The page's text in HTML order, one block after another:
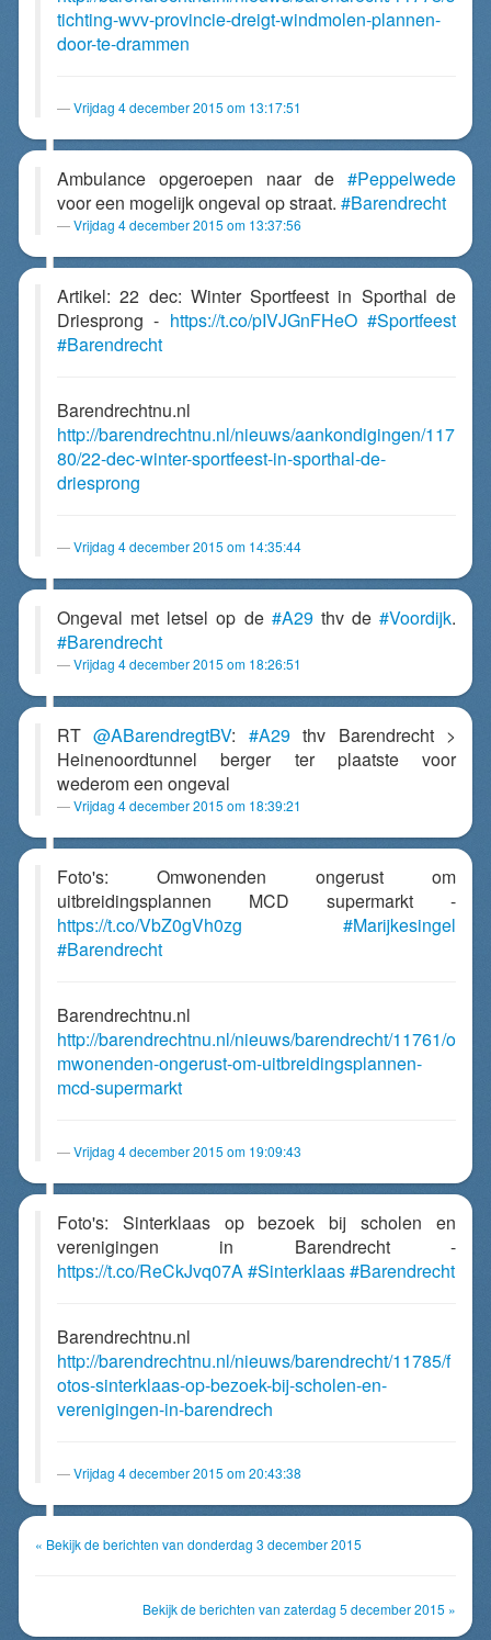
tichting-wvv-provincie-dreigt-windmolen-plannen-
door-te-drammen
Vrijdag 4 december 2015 om 13:17:51
Ambulance opgeroepen naar de #Peppelwede
voor een mogelijk ongeval op straat. #Barendrecht
Vrijdag 4 december 2015 om 13:37:56
Artikel: 22 dec: Winter Sportfeest in Sporthal de
Driesprong - https://t.co/pIVJGnFHeO #Sportfeest
#Barendrecht
Barendrechtnu.nl
http://barendrechtnu.nl/nieuws/aankondigingen/117
80/22-dec-winter-sportfeest-in-sporthal-de-
driesprong
Vrijdag 4 december 2015 om 14:35:44
Ongeval met letsel op de #A29thv de #Voordijk.
#Barendrecht
Vrijdag 4 december 2015 om 18:26:51
RT@ABarendregtBV: #A29thv Barendrecht >
Heinenoordtunnel berger ter plaatste voor
wederom een ongeval
Vrijdag 4 december 2015 om 18:39:21
Foto's: Omwonenden ongerust om
uitbreidingsplannen MCD supermarkt -
https://t.co/VbZ0gVh0zg
#Marijkesingel
#Barendrecht
Barendrechtnu.nl
http://barendrechtnu.nl/nieuws/barendrecht/11761/o
mwonenden-ongerust-om-uitbreidingsplannen-
mcd-supermarkt
Vrijdag 4 december 2015 om 19:09:43
Foto's: Sinterklaas op bezoek bij scholen en
verenigingen in Barendrecht -
https://t.co/ReCkJvq07A#Sinterklaas#Barendrecht
Barendrechtnu.nl
http://barendrechtnu.nl/nieuws/barendrecht/11785/f
otos-sinterklaas-op-bezoek-bij-scholen-en-
verenigingen-in-barendrech
Vrijdag 4 december 2015 om 20:43:38
« Bekijk de berichten van donderdag 3 december 2015
Bekijk de berichten van zaterdag 5 december 2015 »